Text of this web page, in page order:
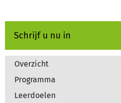
Schrijf u nu in
Overzicht
Programma
Leerdoelen